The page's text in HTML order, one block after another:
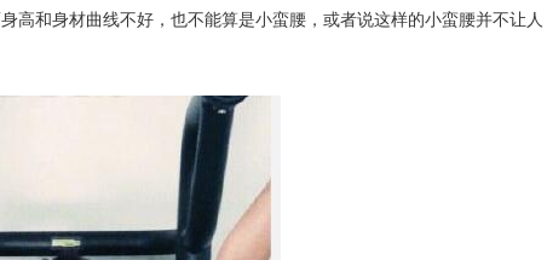
高和身材曲线不好，也不能算是小蛮腰，或者说这样的小蛮腰并不让人